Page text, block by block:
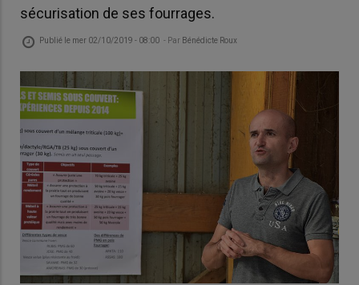
sécurisation de ses fourrages.
Publié le mer 02/10/2019 - 08:00 - Par Bénédicte Roux